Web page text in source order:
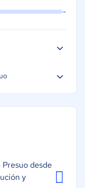
-
de trabajo
desde
y